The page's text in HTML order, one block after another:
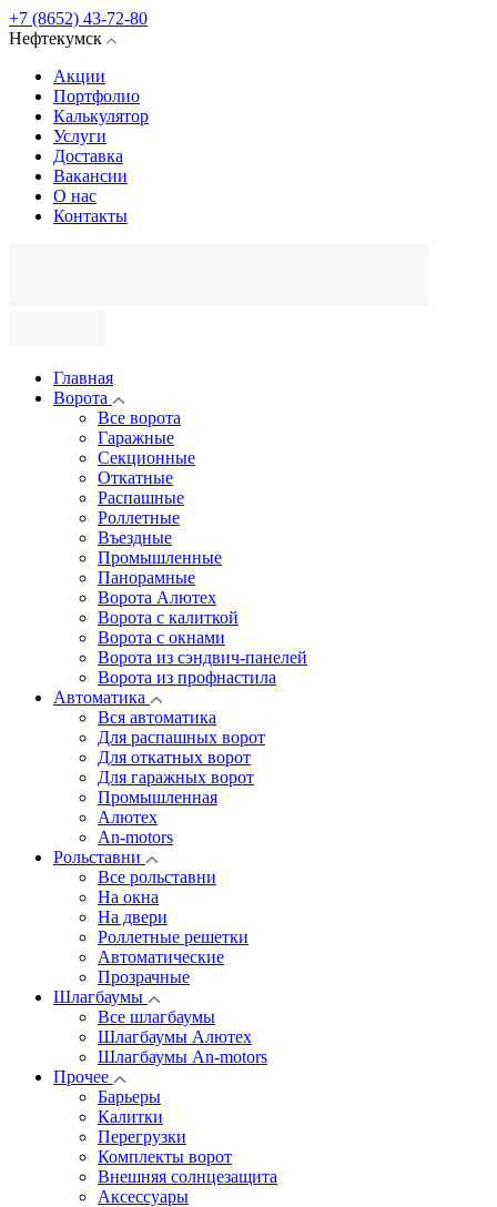
+7 (8652) 43-72-80
Нефтекумск
Акции
Портфолио
Калькулятор
Услуги
Доставка
Вакансии
О нас
Контакты
Главная
Ворота
Все ворота
Гаражные
Секционные
Откатные
Распашные
Роллетные
Въездные
Промышленные
Панорамные
Ворота Алютех
Ворота с калиткой
Ворота c окнами
Ворота из сэндвич-панелей
Ворота из профнастила
Автоматика
Вся автоматика
Для распашных ворот
Для откатных ворот
Для гаражных ворот
Промышленная
Алютех
An-motors
Рольставни
Все рольставни
На окна
На двери
Роллетные решетки
Автоматические
Прозрачные
Шлагбаумы
Все шлагбаумы
Шлагбаумы Алютех
Шлагбаумы An-motors
Прочее
Барьеры
Калитки
Перегрузки
Комплекты ворот
Внешняя солнцезащита
Аксессуары